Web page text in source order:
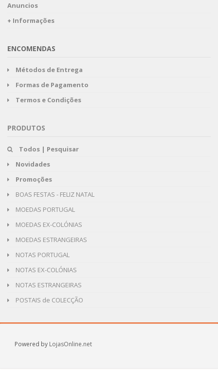
Anuncios
+ Informações
ENCOMENDAS
Métodos de Entrega
Formas de Pagamento
Termos e Condições
PRODUTOS
Todos | Pesquisar
Novidades
Promoções
BOAS FESTAS - FELIZ NATAL
MOEDAS PORTUGAL
MOEDAS EX-COLÓNIAS
MOEDAS ESTRANGEIRAS
NOTAS PORTUGAL
NOTAS EX-COLÓNIAS
NOTAS ESTRANGEIRAS
POSTAIS de COLECÇÃO
Powered by LojasOnline.net